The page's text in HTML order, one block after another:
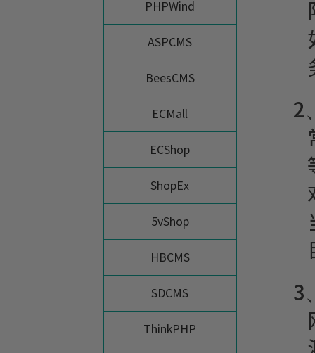
PHPWind
ASPCMS
BeesCMS
ECMall
ECShop
ShopEx
5vShop
HBCMS
SDCMS
ThinkPHP
2
3